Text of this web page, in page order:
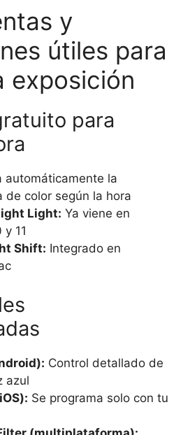
y
útiles para
exposición
para
automáticamente la
de color según la hora
Light: Ya viene en
11
Shift: Integrado en
Control detallado de
azul
Se programa solo con tu